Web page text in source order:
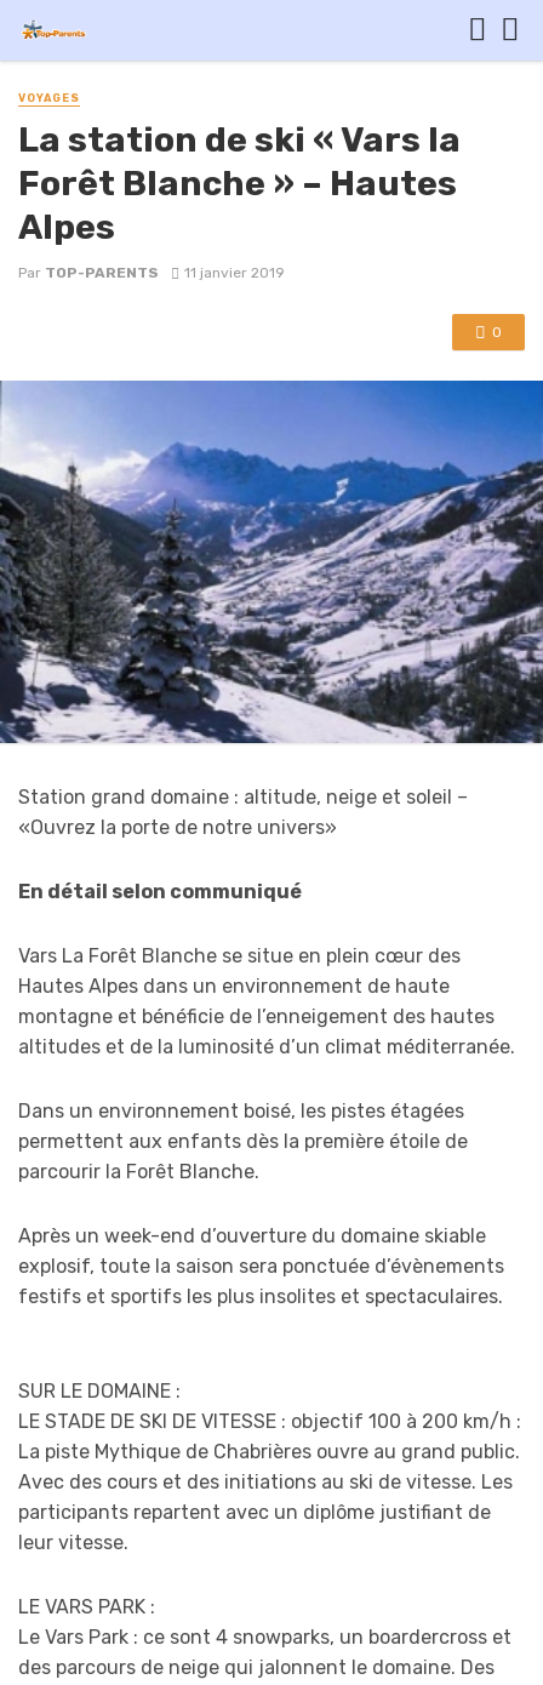
VOYAGES
La station de ski « Vars la
Forêt Blanche » – Hautes
Alpes
Par TOP-PARENTS 11 janvier 2019
0
Station grand domaine : altitude, neige et soleil –
«Ouvrez la porte de notre univers»
En détail selon communiqué
Vars La Forêt Blanche se situe en plein cœur des
Hautes Alpes dans un environnement de haute
montagne et bénéficie de l’enneigement des hautes
altitudes et de la luminosité d’un climat méditerranée.
Dans un environnement boisé, les pistes étagées
permettent aux enfants dès la première étoile de
parcourir la Forêt Blanche.
Après un week-end d’ouverture du domaine skiable
explosif, toute la saison sera ponctuée d’évènements
festifs et sportifs les plus insolites et spectaculaires.
SUR LE DOMAINE :
LE STADE DE SKI DE VITESSE : objectif 100 à 200 km/h :
La piste Mythique de Chabrières ouvre au grand public.
Avec des cours et des initiations au ski de vitesse. Les
participants repartent avec un diplôme justifiant de
leur vitesse.
LE VARS PARK :
Le Vars Park : ce sont 4 snowparks, un boardercross et
des parcours de neige qui jalonnent le domaine. Des